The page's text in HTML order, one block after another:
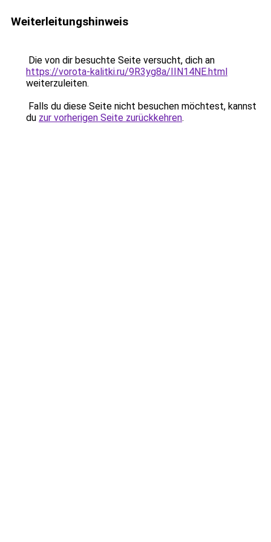
Weiterleitungshinweis
Die von dir besuchte Seite versucht, dich an
https://vorota-kalitki.ru/9R3yg8a/IIN14NE.html
weiterzuleiten.
Falls du diese Seite nicht besuchen möchtest, kannst
du zur vorherigen Seite zurückkehren.